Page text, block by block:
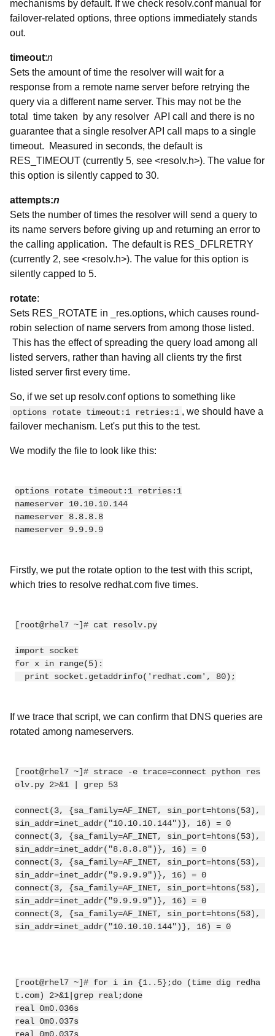
mechanisms by default. If we check resolv.conf manual for
failover-related options, three options immediately stands
out.
timeout:n
Sets the amount of time the resolver will wait for a
response from a remote name server before retrying the
query via a different name server. This may not be the
total time taken by any resolver API call and there is no
guarantee that a single resolver API call maps to a single
timeout. Measured in seconds, the default is
RES_TIMEOUT (currently 5, see <resolv.h>). The value for
this option is silently capped to 30.
attempts:n
Sets the number of times the resolver will send a query to
its name servers before giving up and returning an error to
the calling application. The default is RES_DFLRETRY
(currently 2, see <resolv.h>). The value for this option is
silently capped to 5.
rotate:
Sets RES_ROTATE in _res.options, which causes round-
robin selection of name servers from among those listed.
This has the effect of spreading the query load among all
listed servers, rather than having all clients try the first
listed server first every time.
So, if we set up resolv.conf options to something like
options rotate timeout:1 retries:1 , we should have a
failover mechanism. Let's put this to the test.
We modify the file to look like this:
options rotate timeout:1 retries:1
nameserver 10.10.10.144
nameserver 8.8.8.8
Firstly, we put the rotate option to the test with this script,
which tries to resolve redhat.com five times.
[root@rhel7 ~]# cat resolv.py
import socket
for x in range(5):
If we trace that script, we can confirm that DNS queries are
rotated among nameservers.
[root@rhel7 ~]# strace -e trace=connect python res
olv.py 2>&1 | grep 53
connect(3, {sa_family=AF_INET, sin_port=htons(53),
sin_addr=inet_addr("10.10.10.144")}, 16) = 0
connect(3, {sa_family=AF_INET, sin_port=htons(53),
sin_addr=inet_addr("8.8.8.8")}, 16) = 0
connect(3, {sa_family=AF_INET, sin_port=htons(53),
sin_addr=inet_addr("9.9.9.9")}, 16) = 0
connect(3, {sa_family=AF_INET, sin_port=htons(53),
sin_addr=inet_addr("9.9.9.9")}, 16) = 0
connect(3, {sa_family=AF_INET, sin_port=htons(53),
[root@rhel7 ~]# for i in {1..5};do (time dig redha
t.com) 2>&1|grep real;done
real 0m0.036s
real 0m0.037s